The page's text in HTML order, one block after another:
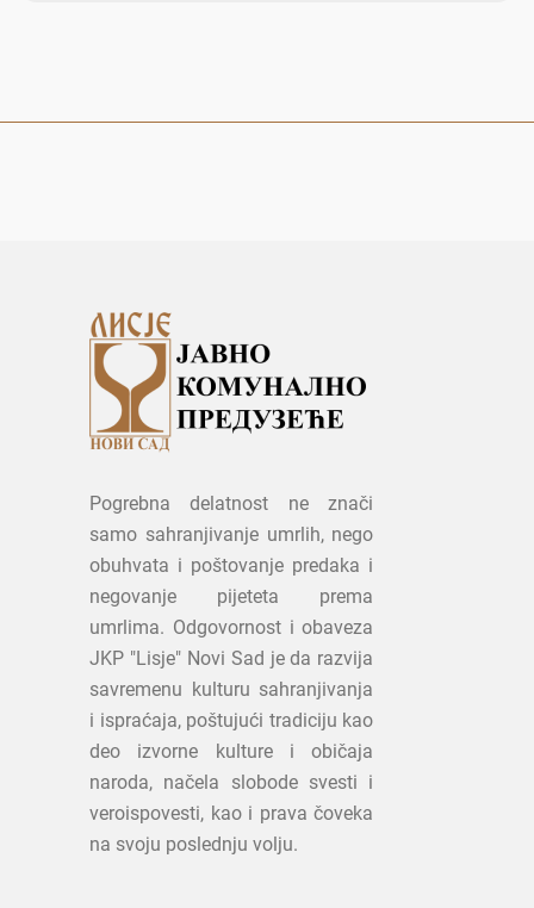
Pogrebna delatnost ne znači
samo sahranjivanje umrlih, nego
obuhvata i poštovanje predaka i
negovanje pijeteta prema
umrlima. Odgovornost i obaveza
JKP "Lisje" Novi Sad je da razvija
savremenu kulturu sahranjivanja
i ispraćaja, poštujući tradiciju kao
deo izvorne kulture i običaja
naroda, načela slobode svesti i
veroispovesti, kao i prava čoveka
na svoju poslednju volju.